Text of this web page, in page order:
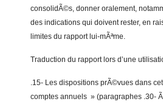
consolidÃ©s, donner oralement,
des indications qui doivent rester, en
limites du rapport lui-mÃªme.
Traduction du rapport lors d’une
.15- Les dispositions prÃ©vues dans
comptes annuels » (paragraphes .30-